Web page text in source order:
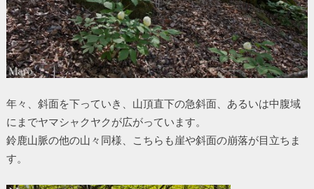
年々、斜面を下っていき、山頂直下の急斜面、あるいは中腹域
にまでヤマシャクヤクが広がっています。
鈴鹿山脈の他の山々同様、こちらも崖や斜面の崩落が目立ちま
す。